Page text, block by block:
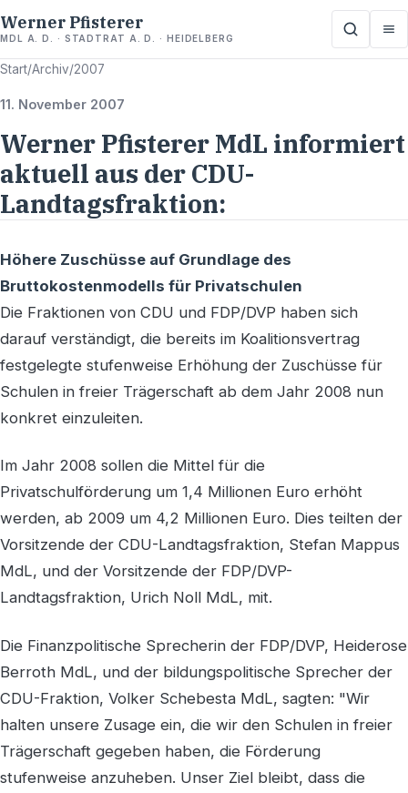
Werner Pfisterer
MDL A. D. · STADTRAT A. D. · HEIDELBERG
Start/Archiv/2007
11. November 2007
Werner Pfisterer MdL informiert
aktuell aus der CDU-
Landtagsfraktion:
Höhere Zuschüsse auf Grundlage des
Bruttokostenmodells für Privatschulen
Die Fraktionen von CDU und FDP/DVP haben sich
darauf verständigt, die bereits im Koalitionsvertrag
festgelegte stufenweise Erhöhung der Zuschüsse für
Schulen in freier Trägerschaft ab dem Jahr 2008 nun
konkret einzuleiten.
Im Jahr 2008 sollen die Mittel für die
Privatschulförderung um 1,4 Millionen Euro erhöht
werden, ab 2009 um 4,2 Millionen Euro. Dies teilten der
Vorsitzende der CDU-Landtagsfraktion, Stefan Mappus
MdL, und der Vorsitzende der FDP/DVP-
Landtagsfraktion, Urich Noll MdL, mit.
Die Finanzpolitische Sprecherin der FDP/DVP, Heiderose
Berroth MdL, und der bildungspolitische Sprecher der
CDU-Fraktion, Volker Schebesta MdL, sagten: "Wir
halten unsere Zusage ein, die wir den Schulen in freier
Trägerschaft gegeben haben, die Förderung
stufenweise anzuheben. Unser Ziel bleibt, dass die